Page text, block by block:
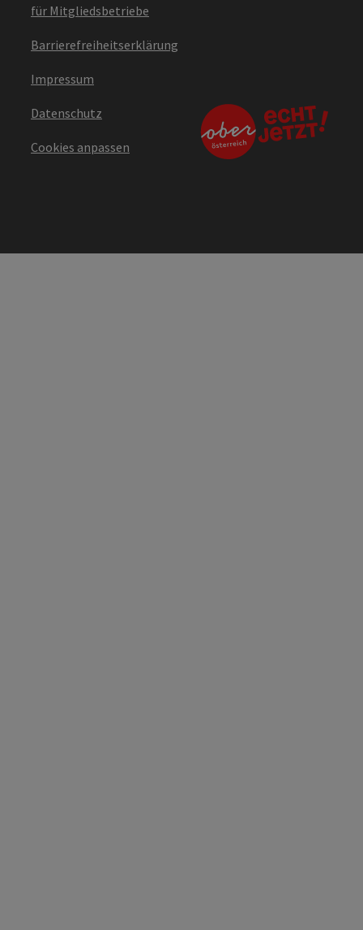
für Mitgliedsbetriebe
Barrierefreiheitserklärung
Impressum
Datenschutz
Cookies anpassen